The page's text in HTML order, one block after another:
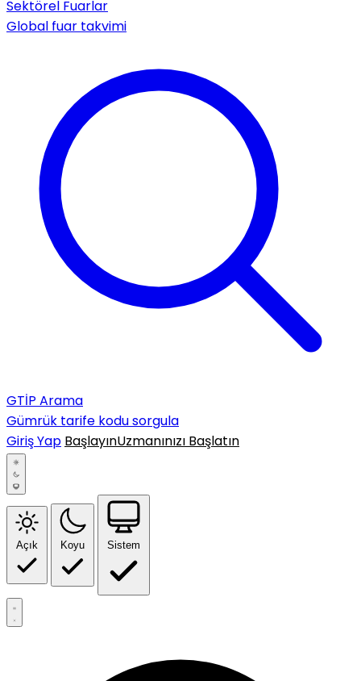
Sektörel Fuarlar
Global fuar takvimi
GTİP Arama
Gümrük tarife kodu sorgula
Giriş Yap BaşlayınUzmanınızı Başlatın
Açık Koyu Sistem